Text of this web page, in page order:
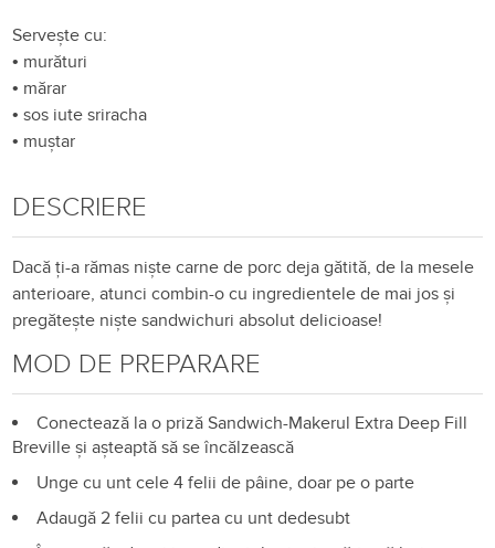
Servește cu:
• murături
• mărar
•sos iute sriracha
• muștar
DESCRIERE
Dacă ți-a rămas niște carne de porc deja gătită, de la mesele
anterioare, atunci combin-o cu ingredientele de mai jos și
pregătește niște sandwichuri absolut delicioase!
MOD DE PREPARARE
Conectează la o priză Sandwich-Makerul Extra Deep Fill
Breville și așteaptă să se încălzească
Unge cu unt cele 4 felii de pâine, doar pe o parte
Adaugă 2 felii cu partea cu unt dedesubt